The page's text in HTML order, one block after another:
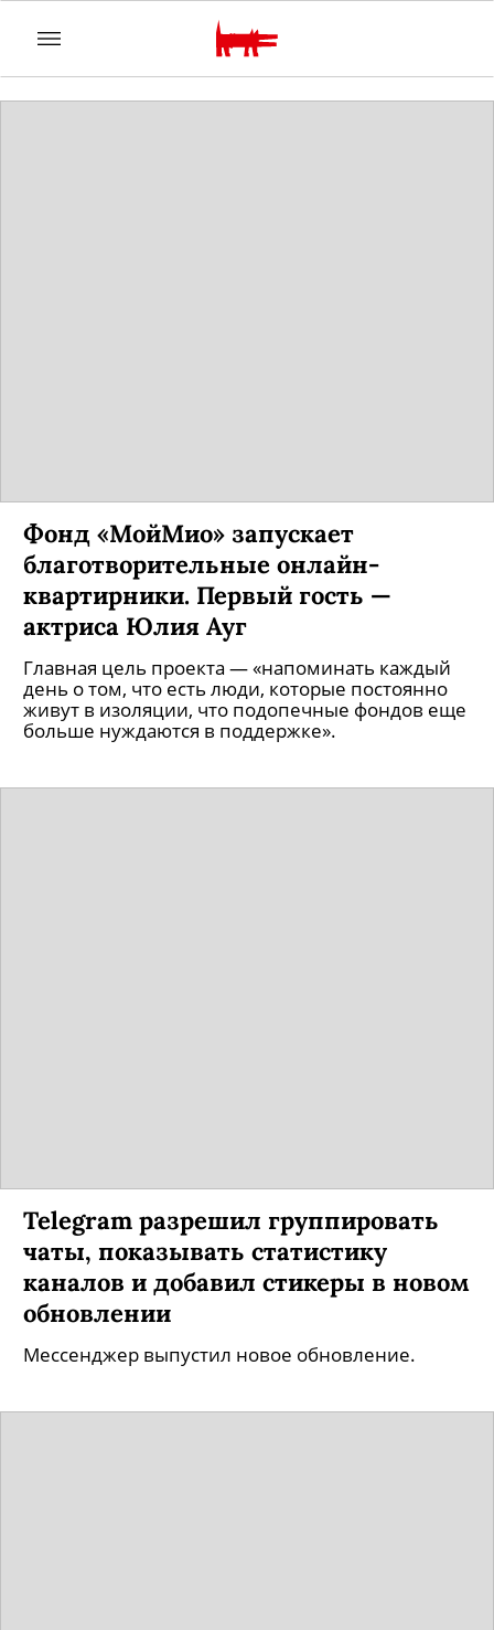
Фонд «МойМио» запускает
благотворительные онлайн-
квартирники. Первый гость —
актриса Юлия Ауг
Главная цель проекта — «напоминать каждый
день о том, что есть люди, которые постоянно
живут в изоляции, что подопечные фондов еще
больше нуждаются в поддержке».
Telegram разрешил группировать
чаты, показывать статистику
каналов и добавил стикеры в новом
обновлении
Мессенджер выпустил новое обновление.